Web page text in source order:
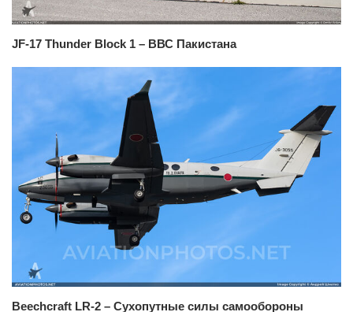
JF-17 Thunder Block 1 – ВВС Пакистана
Beechcraft LR-2 – Сухопутные силы самообороны